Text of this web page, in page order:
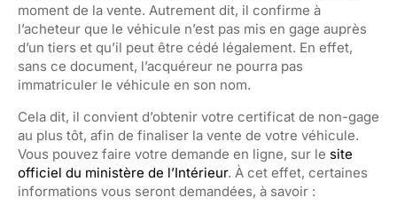
moment de la vente. Autrement dit, il confirme à
l’acheteur que le véhicule n’est pas mis en gage auprès
d’un tiers et qu’il peut être cédé légalement. En effet,
sans ce document, l’acquéreur ne pourra pas
immatriculer le véhicule en son nom.
Cela dit, il convient d’obtenir votre certificat de non-gage
au plus tôt, afin de finaliser la vente de votre véhicule.
Vous pouvez faire votre demande en ligne, sur le site
officiel du ministère de l’Intérieur. À cet effet, certaines
informations vous seront demandées, à savoir :